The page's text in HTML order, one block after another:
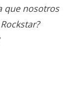
que nosotros